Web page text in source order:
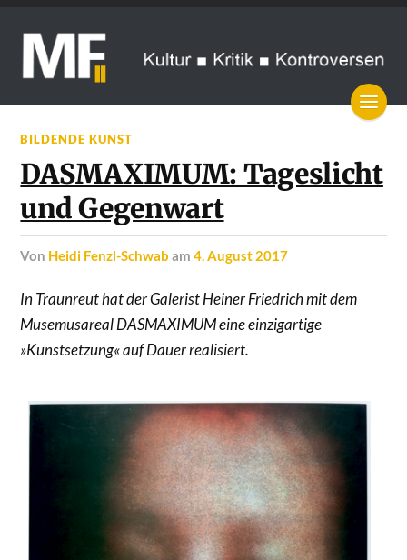
BILDENDE KUNST
DASMAXIMUM: Tageslicht
und Gegenwart
von Heidi Fenzl-Schwab am4. August 2017
In Traunreut hat der Galerist Heiner Friedrich mit dem
Musemusareal DASMAXIMUM eine einzigartige
»Kunstsetzung« auf Dauer realisiert.